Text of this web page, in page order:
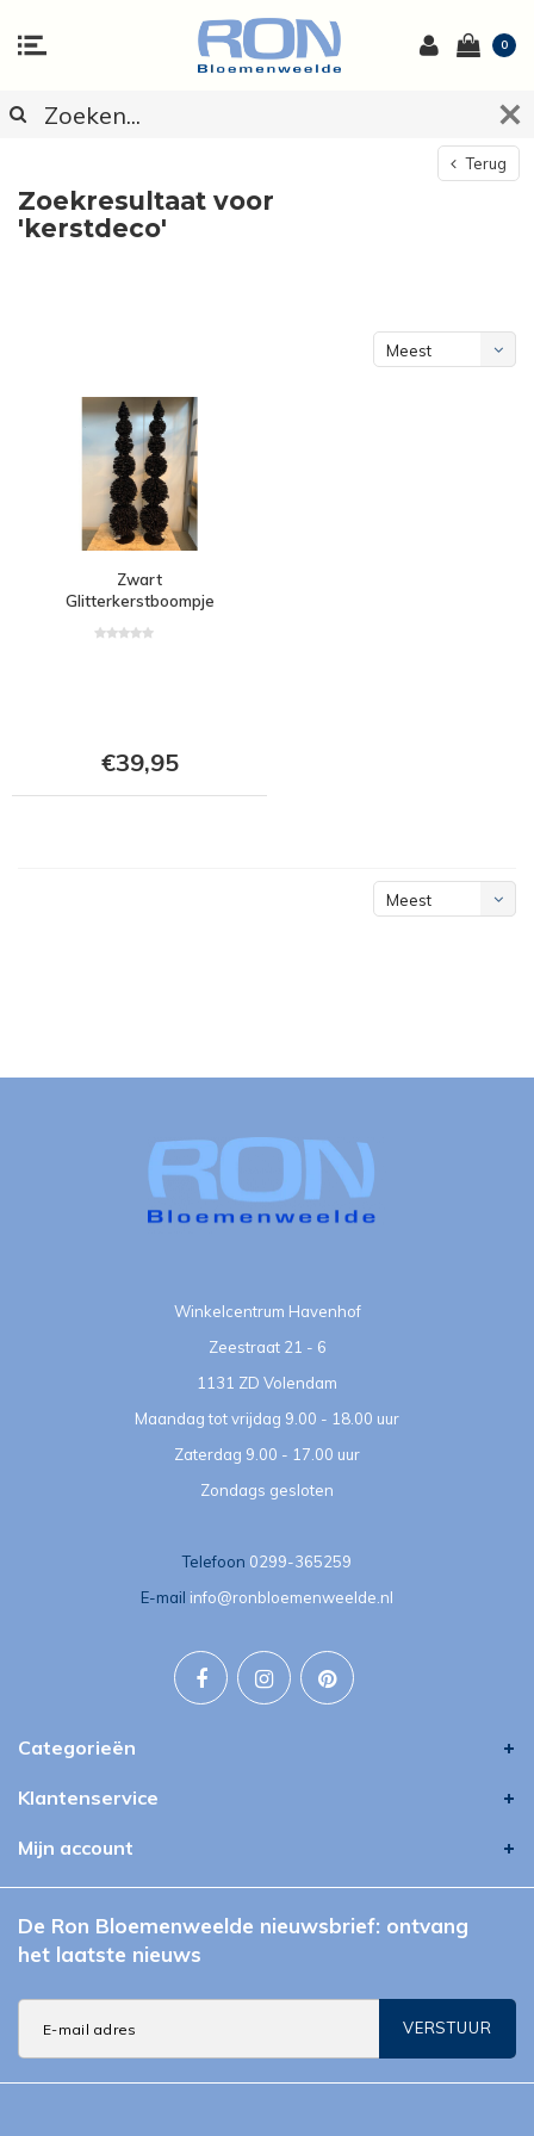
0
Terug
Zoekresultaat voor
'kerstdeco'
Meest
Zwart
Glitterkerstboompje
€39,95
Meest
Winkelcentrum Havenhof
Zeestraat 21 - 6
1131 ZD Volendam
Maandag tot vrijdag 9.00 - 18.00 uur
Zaterdag 9.00 - 17.00 uur
Zondags gesloten
Telefoon 0299-365259
E-mail info@ronbloemenweelde.nl
Categorieën
Klantenservice
Mijn account
De Ron Bloemenweelde nieuwsbrief: ontvang
het laatste nieuws
VERSTUUR